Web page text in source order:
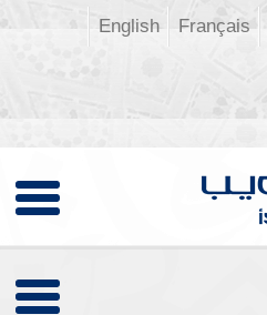
Français
English